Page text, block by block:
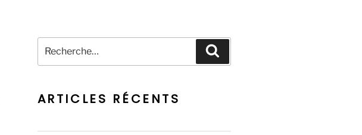
pour
:
ARTICLES RÉCENTS